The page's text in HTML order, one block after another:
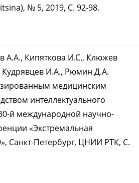
№ 5, 2019, C. 92-98.
А.А., Кипяткова И.С., Клюжев
Кудрявцев И.А., Рюмин Д.А.
медицинским
интеллектуального
й международной научно-
«Экстремальная
Санкт-Петербург, ЦНИИ РТК, С.